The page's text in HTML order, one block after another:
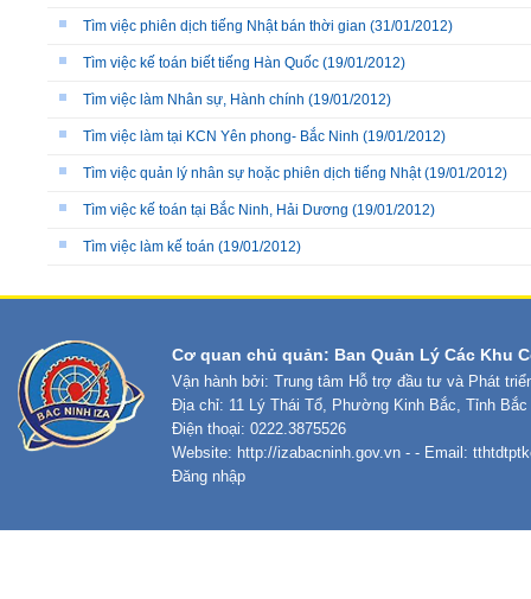
Tìm việc phiên dịch tiếng Nhật bán thời gian (31/01/2012)
Tìm việc kế toán biết tiếng Hàn Quốc (19/01/2012)
Tìm việc làm Nhân sự, Hành chính (19/01/2012)
Tìm việc làm tại KCN Yên phong- Bắc Ninh (19/01/2012)
Tìm việc quản lý nhân sự hoặc phiên dịch tiếng Nhật(19/01/2012)
Tìm việc kế toán tại Bắc Ninh, Hải Dương (19/01/2012)
Tìm việc làm kế toán (19/01/2012)
Cơ quan chủ quản: Ban Quản Lý Các Khu
Vận hành bởi: Trung tâm Hỗ trợ đầu tư và Phát
Địa chỉ: 11 Lý Thái Tổ, Phường Kinh Bắc, Tỉnh Bắc
Điện thoại: 0222.3875526
Website: http://izabacninh.gov.vn - - Email:
Đăng nhập